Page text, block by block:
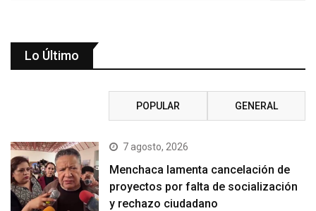
Lo Último
POPULAR GENERAL
7 agosto, 2026
Menchaca lamenta cancelación de
proyectos por falta de socialización
y rechazo ciudadano